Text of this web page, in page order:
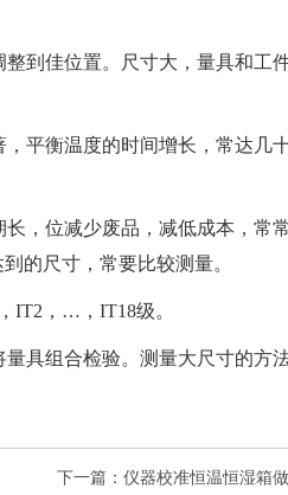
整到佳位置。尺寸大，量具和工
平衡温度的时间增长，常达几
，位减少废品，减低成本，常
的尺寸，常要比较测量。
IT2，…，IT18级。
具组合检验。测量大尺寸的方
下一篇：仪器校准恒温恒湿箱